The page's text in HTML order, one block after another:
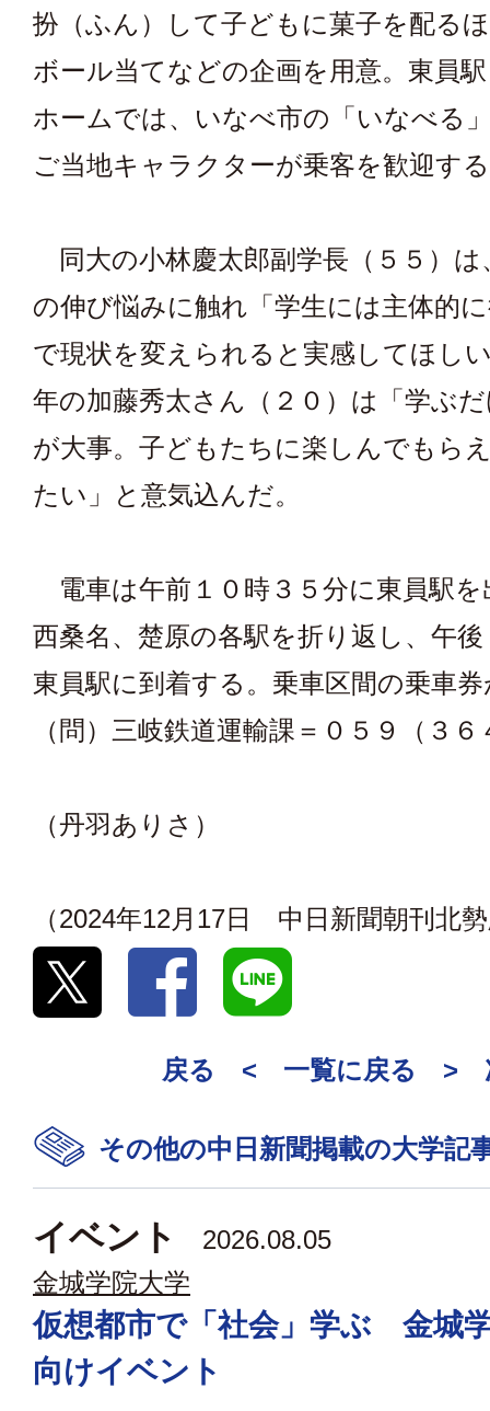
扮（ふん）して子どもに菓子を配る
ボール当てなどの企画を用意。東員
ホームでは、いなべ市の「いなべる
ご当地キャラクターが乗客を歓迎す
同大の小林慶太郎副学長（５５）は
の伸び悩みに触れ「学生には主体的
で現状を変えられると実感してほし
年の加藤秀太さん（２０）は「学ぶ
が大事。子どもたちに楽しんでもら
たい」と意気込んだ。
電車は午前１０時３５分に東員駅を
西桑名、楚原の各駅を折り返し、午
東員駅に到着する。乗車区間の乗車
（問）三岐鉄道運輸課＝０５９（３
（丹羽ありさ）
（2024年12月17日 中日新聞朝刊北
戻る < 一覧に戻る >
その他の中日新聞掲載の大学記
イベント
2026.08.05
金城学院大学
仮想都市で「社会」学ぶ 金城
向けイベント